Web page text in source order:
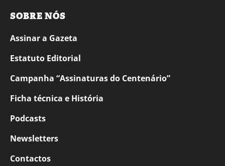
SOBRE NÓS
Assinar a Gazeta
Estatuto Editorial
Campanha “Assinaturas do Centenário”
Ficha técnica e História
Podcasts
Newsletters
Contactos